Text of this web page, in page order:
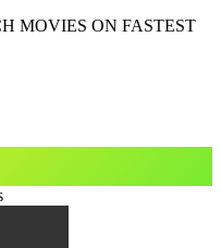
MOVIES ON FASTEST